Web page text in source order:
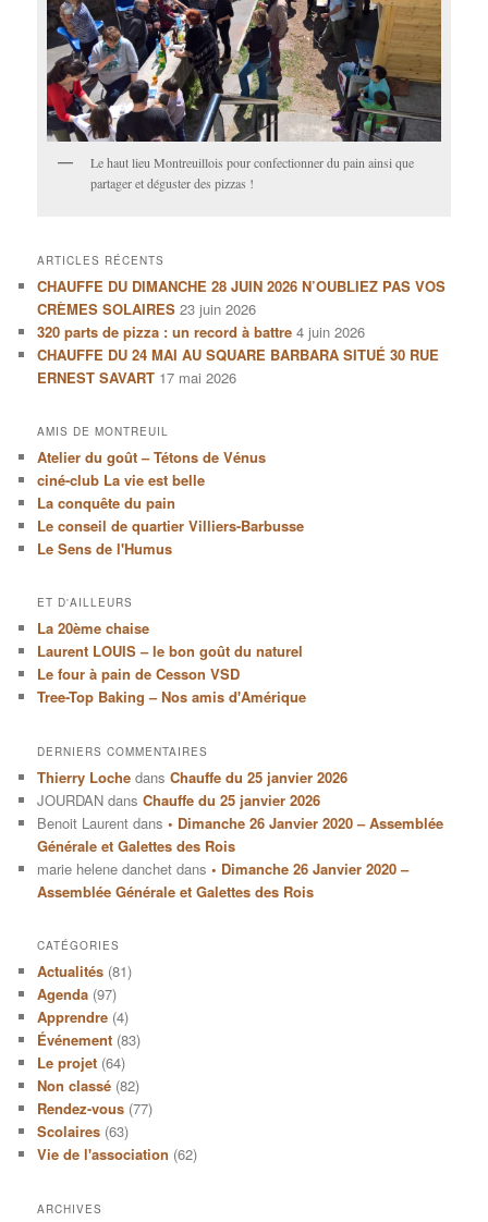
Le haut lieu Montreuillois pour confectionner du pain ainsi que
partager et déguster des pizzas !
ARTICLES RÉCENTS
CHAUFFE DU DIMANCHE 28 JUIN 2026 N’OUBLIEZ PAS VOS
CRÈMES SOLAIRES 23 juin 2026
320 parts de pizza : un record à battre 4 juin 2026
CHAUFFE DU 24 MAI AU SQUARE BARBARA SITUÉ 30 RUE
ERNEST SAVART 17 mai 2026
AMIS DE MONTREUIL
Atelier du goût – Tétons de Vénus
ciné-club La vie est belle
La conquête du pain
Le conseil de quartier Villiers-Barbusse
Le Sens de l'Humus
ET D'AILLEURS
La 20ème chaise
Laurent LOUIS – le bon goût du naturel
Le four à pain de Cesson VSD
Tree-Top Baking – Nos amis d'Amérique
DERNIERS COMMENTAIRES
Thierry Loche dansChauffe du 25 janvier 2026
JOURDAN dansChauffe du 25 janvier 2026
Benoit Laurent dans• Dimanche 26 Janvier 2020 – Assemblée
Générale et Galettes des Rois
marie helene danchet dans• Dimanche 26 Janvier 2020 –
Assemblée Générale et Galettes des Rois
CATÉGORIES
Actualités (81)
Agenda (97)
Apprendre (4)
Événement (83)
Le projet (64)
Non classé (82)
Rendez-vous (77)
Scolaires (63)
Vie de l'association (62)
ARCHIVES